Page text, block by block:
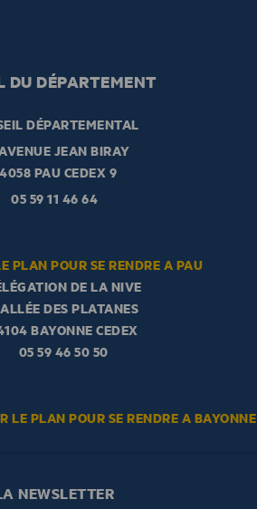
DU DÉPARTEMENT
DÉPARTEMENTAL
JEAN BIRAY
PAU CEDEX 9
05 59 11 46 64
PLAN POUR SE RENDRE A PAU
DE LA NIVE
DES PLATANES
BAYONNE CEDEX
05 59 46 50 50
LE PLAN POUR SE RENDRE A BAYONNE
NEWSLETTER